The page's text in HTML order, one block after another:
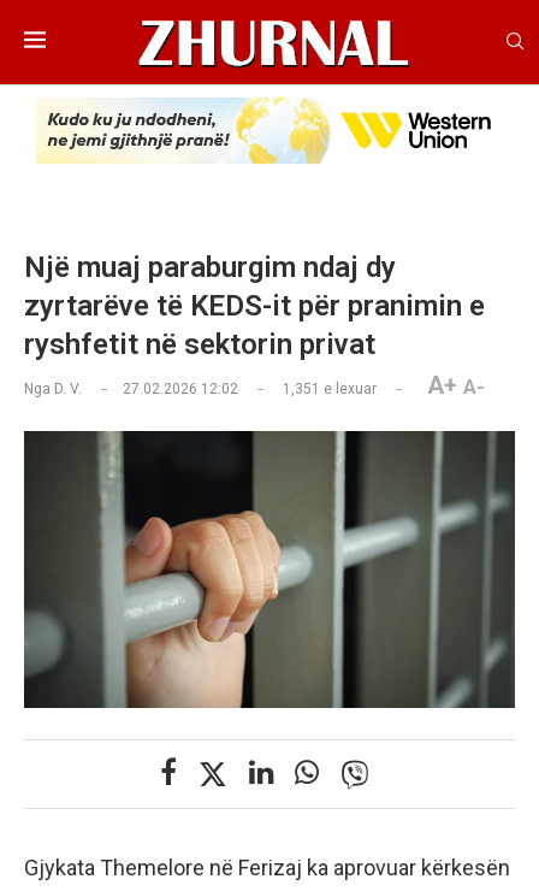
Një muaj paraburgim ndaj dy
zyrtarëve të KEDS-it për pranimin e
ryshfetit në sektorin privat
Nga D. V. 27.02.2026 12:02 1,351 e lexuar A+ A-
Gjykata Themelore në Ferizaj ka aprovuar kërkesën